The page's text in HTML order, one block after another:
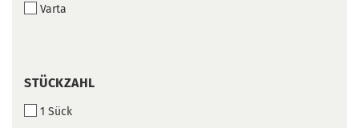
Varta
STÜCKZAHL
STÜCKZAHL
1 Sück